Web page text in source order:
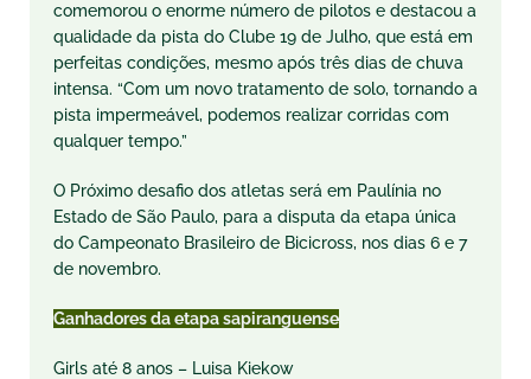
comemorou o enorme número de pilotos e destacou a
qualidade da pista do Clube 19 de Julho, que está em
perfeitas condições, mesmo após três dias de chuva
intensa. “Com um novo tratamento de solo, tornando a
pista impermeável, podemos realizar corridas com
qualquer tempo.”
O Próximo desafio dos atletas será em Paulínia no
Estado de São Paulo, para a disputa da etapa única
do Campeonato Brasileiro de Bicicross, nos dias 6 e 7
de novembro.
Ganhadores da etapa sapiranguense
Girls até 8 anos – Luisa Kiekow